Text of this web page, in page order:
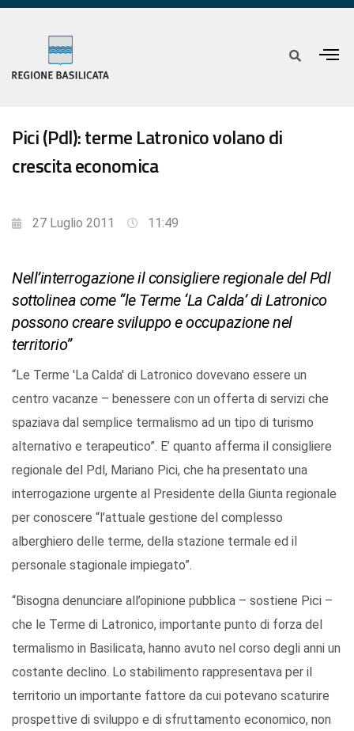
Pici (Pdl): terme Latronico volano di
crescita economica
27 Luglio 2011 11:49
Nell’interrogazione il consigliere regionale del Pdl
sottolinea come “le Terme ‘La Calda’ di Latronico
possono creare sviluppo e occupazione nel
territorio”
“Le Terme 'La Calda' di Latronico dovevano essere un
centro vacanze – benessere con un offerta di servizi che
spaziava dal semplice termalismo ad un tipo di turismo
alternativo e terapeutico”. E’ quanto afferma il consigliere
regionale del Pdl, Mariano Pici, che ha presentato una
interrogazione urgente al Presidente della Giunta regionale
per conoscere “l’attuale gestione del complesso
alberghiero delle terme, della stazione termale ed il
personale stagionale impiegato”.
“Bisogna denunciare all’opinione pubblica – sostiene Pici –
che le Terme di Latronico, importante punto di forza del
termalismo in Basilicata, hanno avuto nel corso degli anni un
costante declino. Lo stabilimento rappresentava per il
territorio un importante fattore da cui potevano scaturire
prospettive di sviluppo e di sfruttamento economico, non